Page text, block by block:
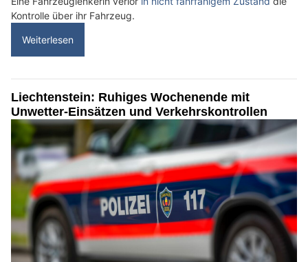
Kontrolle über ihr Fahrzeug.
Weiterlesen
Liechtenstein: Ruhiges Wochenende mit
Unwetter-Einsätzen und Verkehrskontrollen